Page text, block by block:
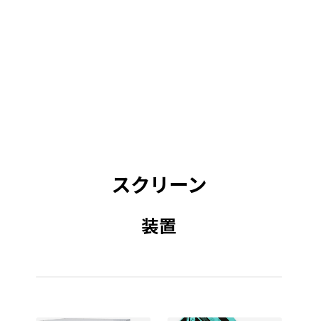
スクリーン
装置